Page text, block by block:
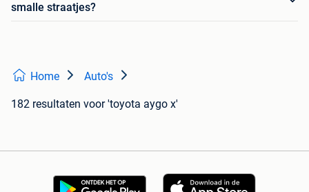
smalle straatjes?
Home Auto's
182 resultaten voor 'toyota aygo x'